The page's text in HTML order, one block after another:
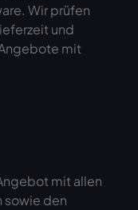
Wir prüfen
und
mit
mit allen
sowie den